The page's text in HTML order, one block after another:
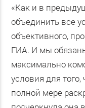
«Как и в
объединить все
объективного,
ГИА. И мы
максимально
условия для
полной мере